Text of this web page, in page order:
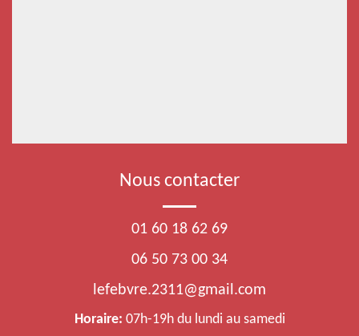
Nous contacter
01 60 18 62 69
06 50 73 00 34
lefebvre.2311@gmail.com
Horaire: 07h-19h du lundi au samedi